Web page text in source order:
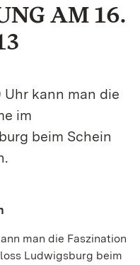
AM 16.
Uhr kann man die
im
beim Schein
man die Faszination
Ludwigsburg beim